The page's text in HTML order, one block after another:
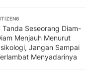
Tanda Seseorang Diam-
Menjauh Menurut
Jangan Sampai
Menyadarinya